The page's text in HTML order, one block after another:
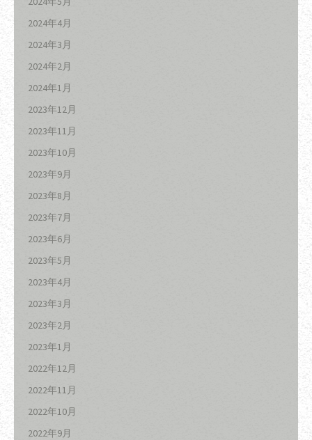
2024年4月
2024年3月
2024年2月
2024年1月
2023年12月
2023年11月
2023年10月
2023年9月
2023年8月
2023年7月
2023年6月
2023年5月
2023年4月
2023年3月
2023年2月
2023年1月
2022年12月
2022年11月
2022年10月
2022年9月